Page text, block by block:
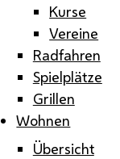
Kurse
Vereine
Radfahren
Spielplätze
Grillen
Wohnen
Übersicht